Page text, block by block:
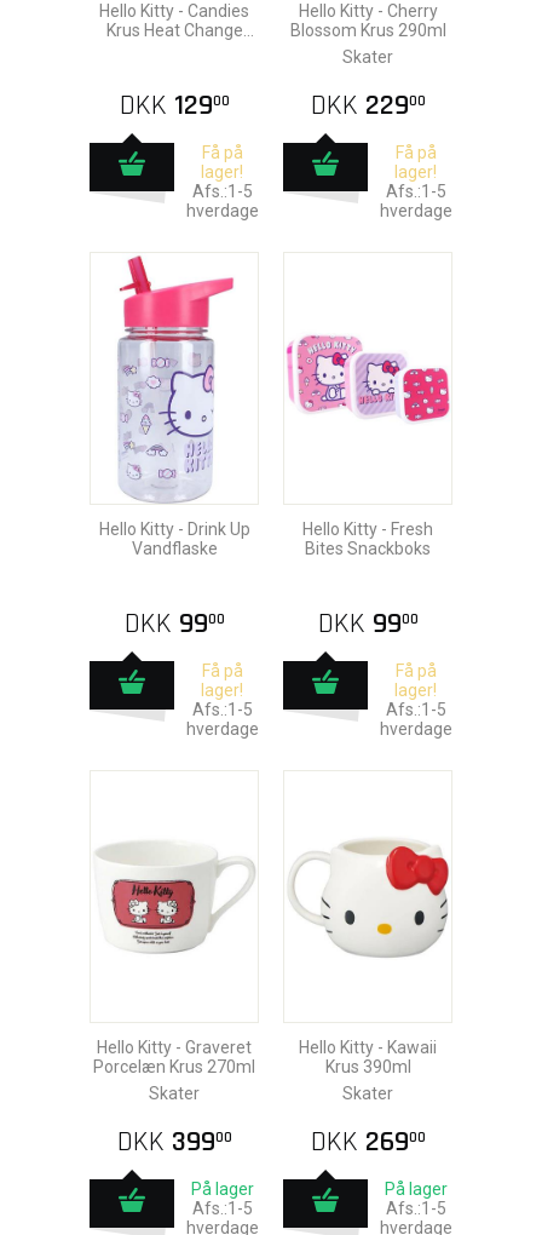
Hello Kitty - Candies
Krus Heat Change
DKK 12900
Få på
lager!
Afs.:1-5
hverdage
Hello Kitty - Cherry
Blossom Krus 290ml
Skater
DKK 22900
Få på
lager!
Afs.:1-5
hverdage
Hello Kitty - Drink Up
Vandflaske
DKK 9900
Få på
lager!
Afs.:1-5
hverdage
Hello Kitty - Fresh
Bites Snackboks
DKK 9900
Få på
lager!
Afs.:1-5
hverdage
Hello Kitty - Graveret
Porcelæn Krus 270ml
Skater
DKK 39900
På lager
Afs.:1-5
hverdage
Hello Kitty - Kawaii
Krus 390ml
Skater
DKK 26900
På lager
Afs.:1-5
hverdage